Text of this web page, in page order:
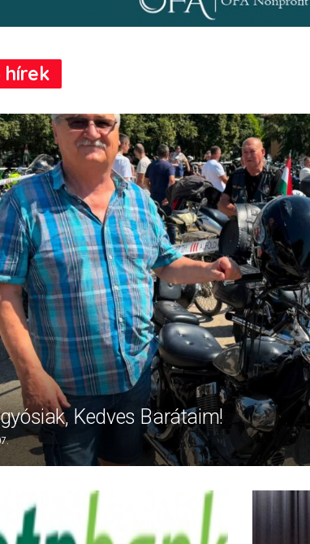
hírek
Kedves Barátaim!